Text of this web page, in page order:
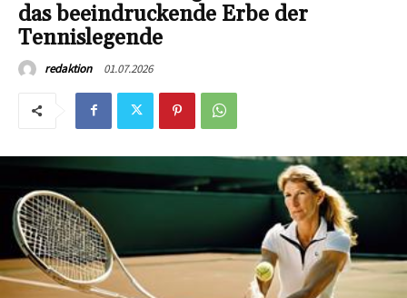
das beeindruckende Erbe der
Tennislegende
redaktion 01.07.2026